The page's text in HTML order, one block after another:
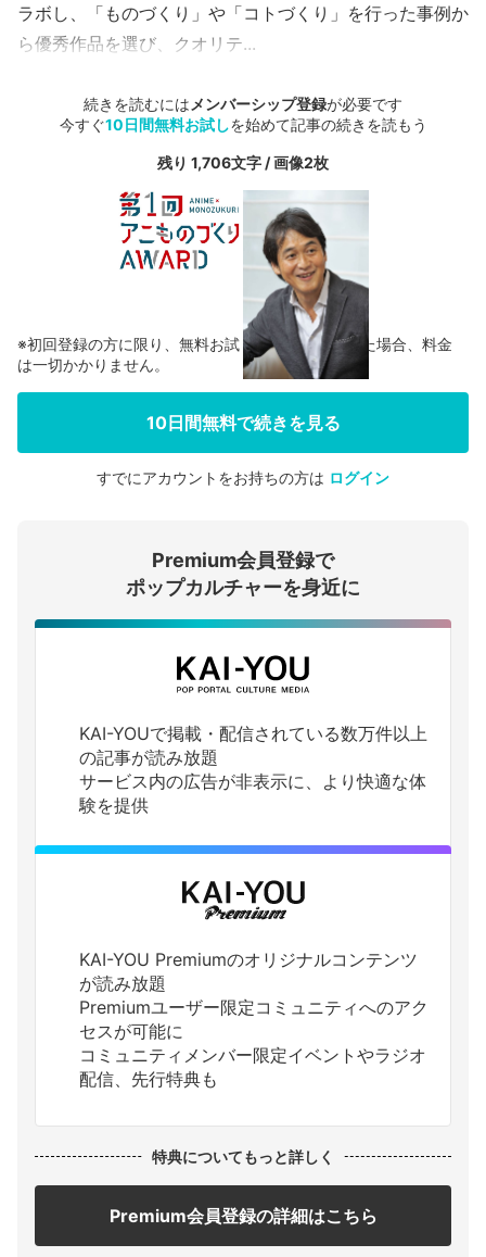
ラボし、「ものづくり」や「コトづくり」を行った事例か
ら優秀作品を選び、クオリテ...
続きを読むには メンバーシップ登録が必要です
今すぐ10日間無料お試しを始めて記事の続きを読もう
残り 1,706文字 / 画像2枚
会員登録する
ログインする
※初回登録の方に限り、無料お試し期間中に解約した場合、料金
は一切かかりません。
10日間無料で続きを見る
すでにアカウントをお持ちの方は ログイン
Premium会員登録で
ポップカルチャーを身近に
KAI-YOUで掲載・配信されている数万件以上
の記事が読み放題
サービス内の広告が非表示に、より快適な体
験を提供
KAI-YOU Premiumのオリジナルコンテンツ
が読み放題
Premiumユーザー限定コミュニティへのアク
セスが可能に
コミュニティメンバー限定イベントやラジオ
配信、先行特典も
特典についてもっと詳しく
Premium会員登録の詳細はこちら